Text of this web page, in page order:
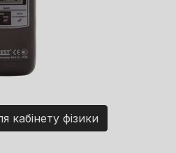
кабінету фізики